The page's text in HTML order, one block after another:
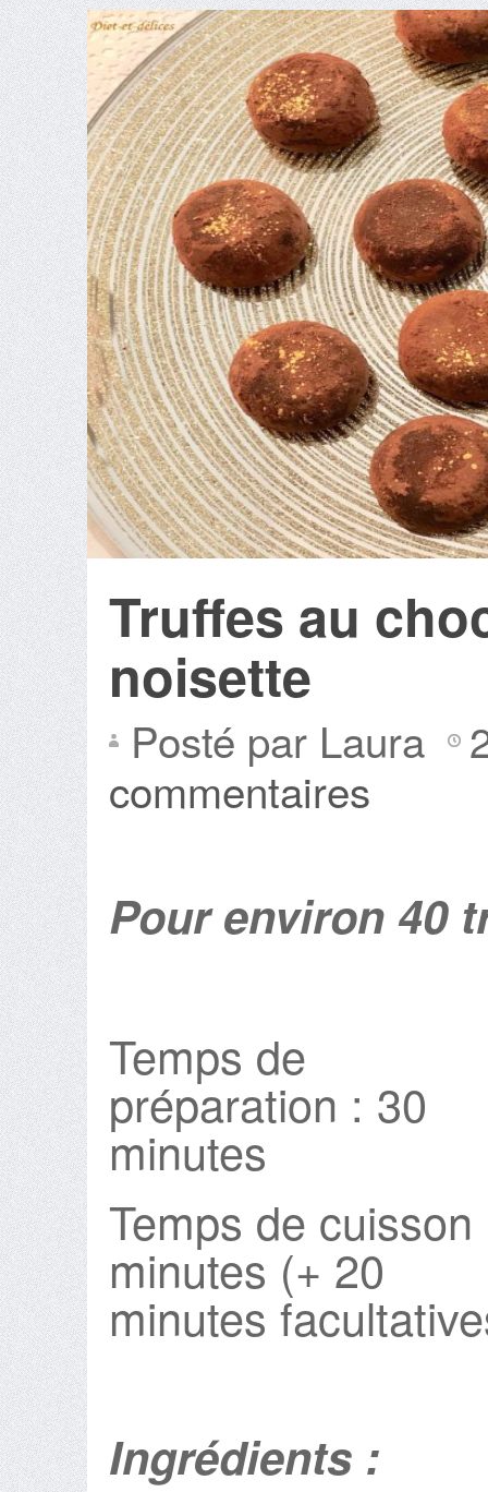
Truffes au
noisette
Posté par Laura
commentaires
Pour environ 40
Temps de
préparation : 30
minutes
Temps de
minutes (+ 20
minutes
Ingrédients :